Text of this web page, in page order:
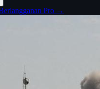
Pro →